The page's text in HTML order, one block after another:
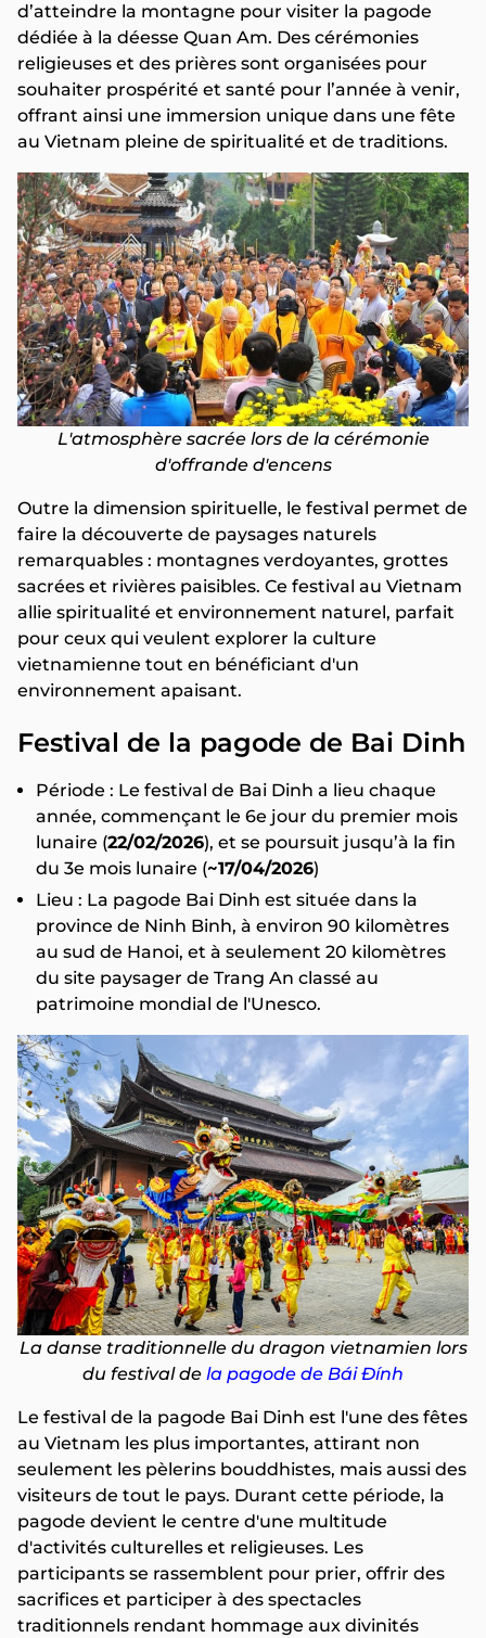
d’atteindre la montagne pour visiter la pagode
dédiée à la déesse Quan Am. Des cérémonies
religieuses et des prières sont organisées pour
souhaiter prospérité et santé pour l’année à venir,
offrant ainsi une immersion unique dans une fête
au Vietnam pleine de spiritualité et de traditions.
L'atmosphère sacrée lors de la cérémonie
d'offrande d'encens
Outre la dimension spirituelle, le festival permet de
faire la découverte de paysages naturels
remarquables : montagnes verdoyantes, grottes
sacrées et rivières paisibles. Ce festival au Vietnam
allie spiritualité et environnement naturel, parfait
pour ceux qui veulent explorer la culture
vietnamienne tout en bénéficiant d'un
environnement apaisant.
Festival de la pagode de Bai Dinh
Période : Le festival de Bai Dinh a lieu chaque
année, commençant le 6e jour du premier mois
lunaire (22/02/2026), et se poursuit jusqu’à la fin
du 3e mois lunaire (~17/04/2026)
Lieu : La pagode Bai Dinh est située dans la
province de Ninh Binh, à environ 90 kilomètres
au sud de Hanoi, et à seulement 20 kilomètres
du site paysager de Trang An classé au
patrimoine mondial de l'Unesco.
La danse traditionnelle du dragon vietnamien lors
du festival de la pagode de Bái Đính
Le festival de la pagode Bai Dinh est l'une des fêtes
au Vietnam les plus importantes, attirant non
seulement les pèlerins bouddhistes, mais aussi des
visiteurs de tout le pays. Durant cette période, la
pagode devient le centre d'une multitude
d'activités culturelles et religieuses. Les
participants se rassemblent pour prier, offrir des
sacrifices et participer à des spectacles
traditionnels rendant hommage aux divinités